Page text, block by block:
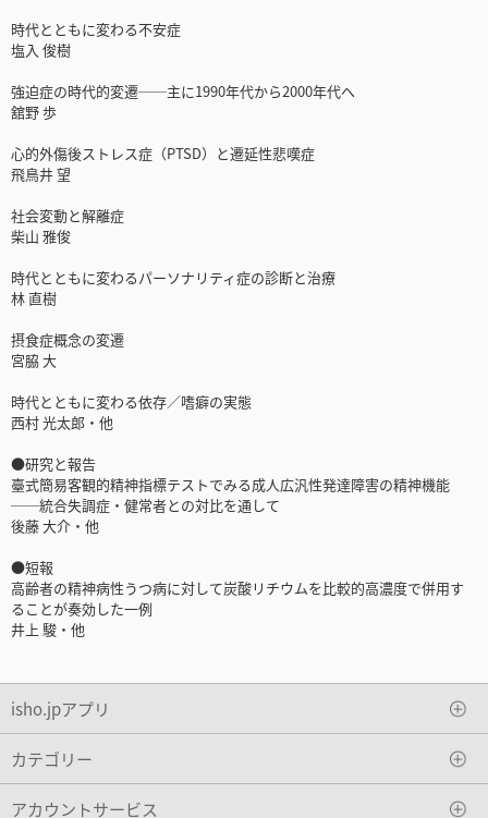
時代とともに変わる不安症
塩入 俊樹
強迫症の時代的変遷──主に1990年代から2000年代へ
舘野 歩
心的外傷後ストレス症（PTSD）と遷延性悲嘆症
飛鳥井 望
社会変動と解離症
柴山 雅俊
時代とともに変わるパーソナリティ症の診断と治療
林 直樹
摂食症概念の変遷
宮脇 大
時代とともに変わる依存／嗜癖の実態
西村 光太郎・他
●研究と報告
臺式簡易客観的精神指標テストでみる成人広汎性発達障害の精神機能
──統合失調症・健常者との対比を通して
後藤 大介・他
●短報
高齢者の精神病性うつ病に対して炭酸リチウムを比較的高濃度で併用す
ることが奏効した一例
井上 駿・他
isho.jpアプリ
カテゴリー
アカウントサービス